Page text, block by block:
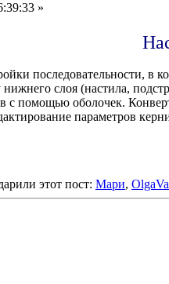
»
последовательности,
слоя (настила,
с помощью оболочек.
параметров
этот пост: Мари,